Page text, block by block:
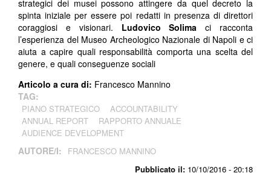
Pubblicato il: 10/10/2016 - 20:18
strategici dei musei possono attingere da quel decreto la
spinta iniziale per essere poi redatti in presenza di direttori
coraggiosi e visionari. Ludovico Solimaci racconta
l’esperienza del Museo Archeologico Nazionale di Napoli e ci
aiuta a capire quali responsabilità comporta una scelta del
genere, e quali conseguenze sociali
Articolo a cura di: Francesco Mannino
TAG:
PIANO STRATEGICO
ACCOUNTABILITY
ANNUAL REPORT
RAPPORTO ANNUALE
AUDIENCE DEVELOPMENT
AUTORE/I: FRANCESCO MANNINO